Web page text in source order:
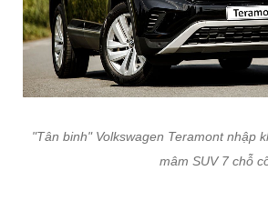
"Tân binh" Volkswagen Teramont nhập
mâm SUV 7 chỗ